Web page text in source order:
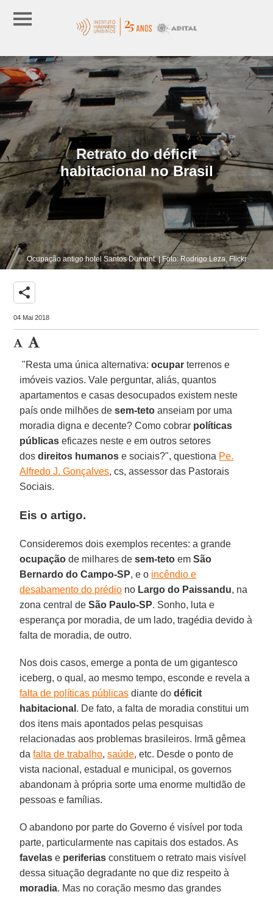
Retrato do déficit
habitacional no Brasil
Ocupação antigo hotel Santos Dumont. | Foto: Rodrigo Leza, Flickr
share
04 Mai 2018
"Resta uma única alternativa:ocupar terrenos e
imóveis vazios. Vale perguntar, aliás, quantos
apartamentos e casas desocupados existem neste
país onde milhões desem-teto anseiam por uma
moradia digna e decente? Como cobrar políticas
públicas eficazes neste e em outros setores
dosdireitos humanos e sociais?", questiona Pe.
Alfredo J. Gonçalves, cs, assessor das Pastorais
Sociais.
Eis o artigo.
Consideremos dois exemplos recentes: a grande
ocupação de milhares desem-teto emSão
Bernardo do Campo-SP, e o incêndio e
desabamento do prédio no Largo do Paissandu, na
zona central deSão Paulo-SP. Sonho, luta e
esperança por moradia, de um lado, tragédia devido à
falta de moradia, de outro.
Nos dois casos, emerge a ponta de um gigantesco
iceberg, o qual, ao mesmo tempo, esconde e revela a
falta de políticas públicas diante dodéficit
habitacional . De fato, a falta de moradia constitui um
dos itens mais apontados pelas pesquisas
relacionadas aos problemas brasileiros. Irmã gêmea
dafalta de trabalho,saúde, etc. Desde o ponto de
vista nacional, estadual e municipal, os governos
abandonam à própria sorte uma enorme multidão de
pessoas e famílias.
O abandono por parte do Governo é visível por toda
parte, particularmente nas capitais dos estados. As
favelas e periferias constituem o retrato mais visível
dessa situação degradante no que diz respeito à
moradia. Mas no coração mesmo das grandes